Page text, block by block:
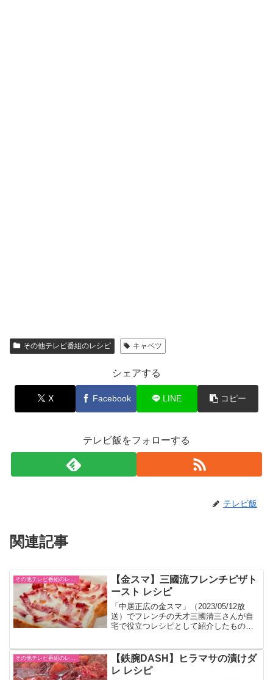
その他テレビ番組のレシピ キャベツ
シェアする
X Facebook LINE コピー
テレビ飯をフォローする
テレビ飯
関連記事
【金スマ】三國流フレンチピザト
ースト レシピ
「中居正広の金スマ」（2023/05/12放
送）でフレンチの天才三國清三さんが自
宅で役立つレシピとして紹介したものを
【鉄腕DASH】ヒラマサの漬けダ
レ レシピ